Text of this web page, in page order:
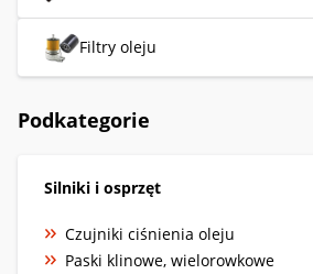
Filtry oleju
Podkategorie
Silniki i osprzęt
Czujniki ciśnienia oleju
Paski klinowe, wielorowkowe